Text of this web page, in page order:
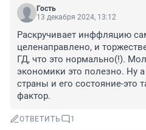
Гость
13 декабря 2024, 13:12
Раскручивает инффляцию
целенаправлено, и
ГД, что это нормально(!).
экономики это полезно. Ну
страны и его состояние-это
фактор.
ОТВЕТИТЬ 1